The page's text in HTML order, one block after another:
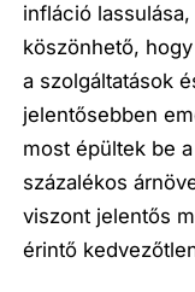
infláció
köszönhető,
a szolgáltatások
jelentősebben
most épültek be
százalékos
viszont jelentős
érintő